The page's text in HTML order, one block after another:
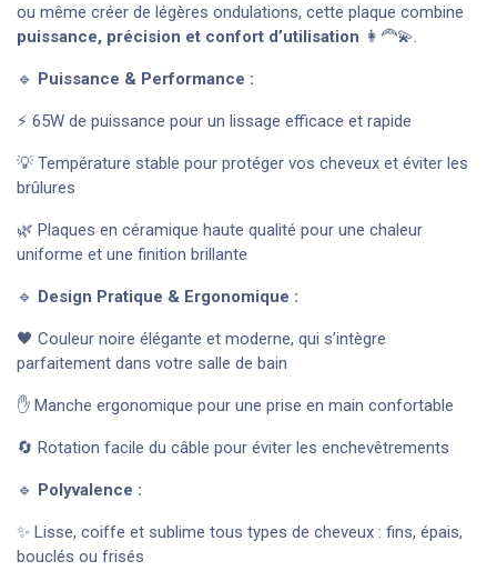
ou même créer de légères ondulations, cette plaque combine
puissance, précision et confort d’utilisation 👩‍🦰💫.
🔹 Puissance & Performance :
⚡ 65W de puissance pour un lissage efficace et rapide
💡 Température stable pour protéger vos cheveux et éviter les
brûlures
🌿 Plaques en céramique haute qualité pour une chaleur
uniforme et une finition brillante
🔹 Design Pratique & Ergonomique :
🖤 Couleur noire élégante et moderne, qui s’intègre
parfaitement dans votre salle de bain
✋ Manche ergonomique pour une prise en main confortable
🔄 Rotation facile du câble pour éviter les enchevêtrements
🔹 Polyvalence :
✨ Lisse, coiffe et sublime tous types de cheveux : fins, épais,
bouclés ou frisés